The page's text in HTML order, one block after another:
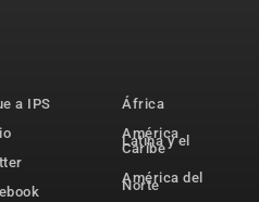
a IPS
África
América
Latina y el
Caribe
América del
Norte